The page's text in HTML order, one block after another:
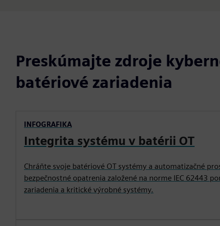
Preskúmajte zdroje
batériové zariadenia
INFOGRAFIKA
Integrita systému v batérii OT
Chráňte svoje batériové OT systémy a automatizačné
bezpečnostné opatrenia založené na norme IEC 62443
zariadenia a kritické výrobné systémy.